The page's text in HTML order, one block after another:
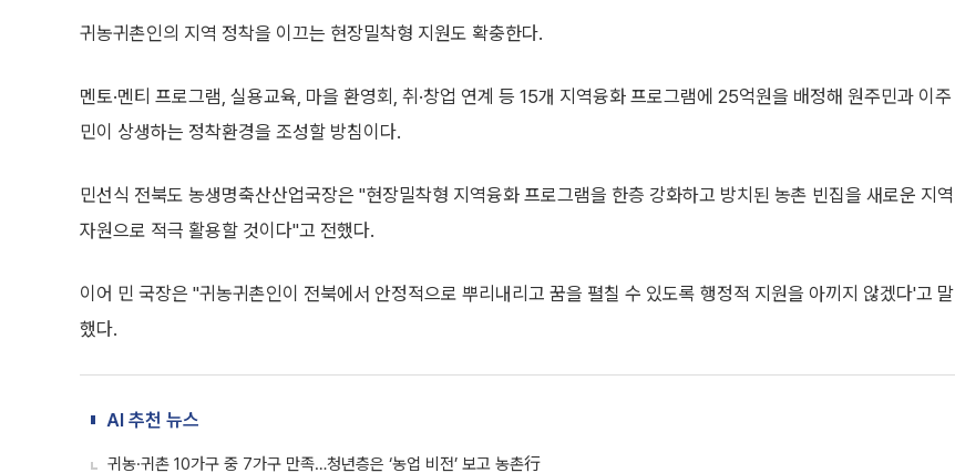
귀농귀촌인의 지역 정착을 이끄는 현장밀착형 지원도 확충한다.
멘토·멘티 프로그램, 실용교육, 마을 환영회, 취·창업 연계 등 15개 지역융화 프로그램에 25억원을 배정해 원주민과 이주
민이 상생하는 정착환경을 조성할 방침이다.
민선식 전북도 농생명축산산업국장은 "현장밀착형 지역융화 프로그램을 한층 강화하고 방치된 농촌 빈집을 새로운 지역
자원으로 적극 활용할 것이다"고 전했다.
이어 민 국장은 "귀농귀촌인이 전북에서 안정적으로 뿌리내리고 꿈을 펼칠 수 있도록 행정적 지원을 아끼지 않겠다'고 말
했다.
AI 추천 뉴스
귀농·귀촌 10가구 중 7가구 만족…청년층은 ‘농업 비전’ 보고 농촌行